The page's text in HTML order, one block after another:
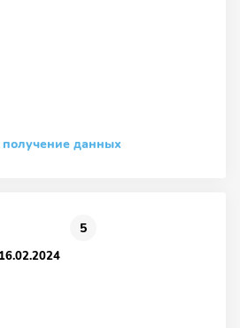
получение данных
5
16.02.2024